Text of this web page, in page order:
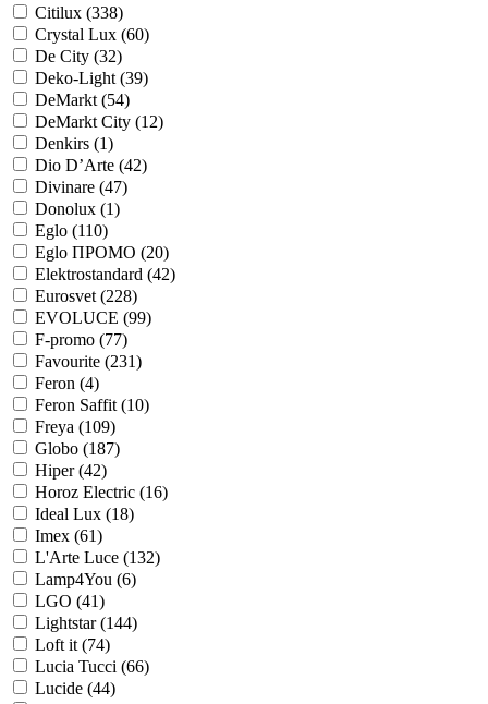
Citilux (338)
Crystal Lux (60)
De City (32)
Deko-Light (39)
DeMarkt (54)
DeMarkt City (12)
Denkirs (1)
Dio D’Arte (42)
Divinare (47)
Donolux (1)
Eglo (110)
Eglo ПРОМО (20)
Elektrostandard (42)
Eurosvet (228)
EVOLUCE (99)
F-promo (77)
Favourite (231)
Feron (4)
Feron Saffit (10)
Freya (109)
Globo (187)
Hiper (42)
Horoz Electric (16)
Ideal Lux (18)
Imex (61)
L'Arte Luce (132)
Lamp4You (6)
LGO (41)
Lightstar (144)
Loft it (74)
Lucia Tucci (66)
Lucide (44)